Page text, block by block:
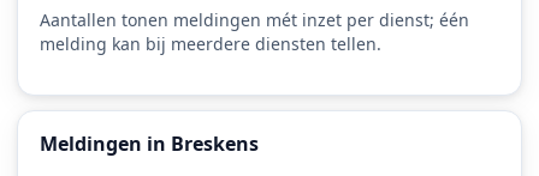
Aantallen tonen meldingen mét inzet per dienst; één
melding kan bij meerdere diensten tellen.
Meldingen in Breskens